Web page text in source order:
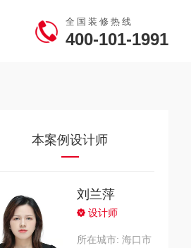
全国装修热线
400-101-1991
本案例设计师
刘兰萍
设计师
所在城市: 海口市